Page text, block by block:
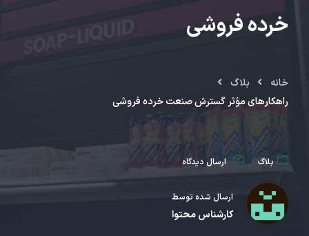
خرده‌ فروشی
خانه
بلاگ
راهکارهای مؤثر گسترش صنعت خرده‌ فروشی
بلاگ ارسال دیدگاه
ارسال شده توسط
کارشناس محتوا